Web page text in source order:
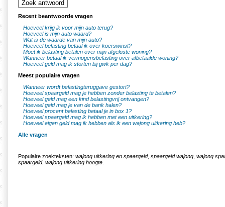
Recent beantwoorde vragen
Hoeveel krijg ik voor mijn auto terug?
Hoeveel is mijn auto waard?
Wat is de waarde van mijn auto?
Hoeveel belasting betaal ik over koerswinst?
Moet ik belasting betalen over mijn afgeloste woning?
Wanneer betaal ik vermogensbelasting over afbetaalde woning?
Hoeveel geld mag ik storten bij gwk per dag?
Meest populaire vragen
Wanneer wordt belastingteruggave gestort?
Hoeveel spaargeld mag je hebben zonder belasting te betalen?
Hoeveel geld mag een kind belastingvrij ontvangen?
Hoeveel geld mag je van de bank halen?
Hoeveel procent belasting betaal je in box 1?
Hoeveel spaargeld mag ik hebben met een uitkering?
Hoeveel eigen geld mag ik hebben als ik een wajong uitkering heb?
Alle vragen
Populaire zoekteksten: wajong uitkering en spaargeld, spaargeld wajong wajong
spaargeld, wajong uitkering hoogte